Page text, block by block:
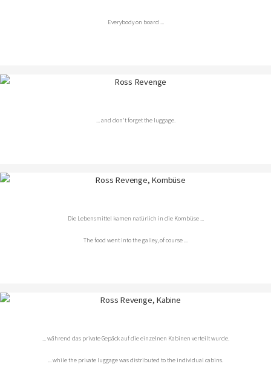
Everybody on board ...
... and don't forget the luggage.
Die Lebensmittel kamen natürlich in die Kombüse ...
The food went into the galley, of course ...
... während das private Gepäck auf die einzelnen Kabinen verteilt wurde.
... while the private luggage was distributed to the individual cabins.